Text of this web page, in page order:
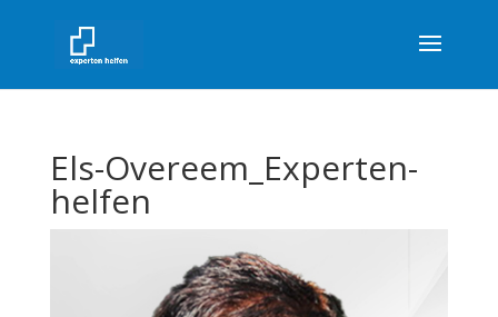
Els-Overeem_Experten-
helfen